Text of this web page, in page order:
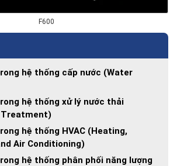
F600
hệ thống cấp nước (Water
hệ thống xử lý nước thải
hệ thống HVAC (Heating,
Air Conditioning)
hệ thống phân phối năng lượng